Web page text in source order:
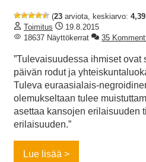
(23 arviota, keskiarvo: 4,39
Toimitus
19.8.2015
18637 Näyttökerrat
35
”Tulevaisuudessa ihmiset ovat
päivän rodut ja
Tuleva euraasialais-
olemukseltaan tulee
asettaa kansojen erilaisuuden
erilaisuuden.”
Lue lisää